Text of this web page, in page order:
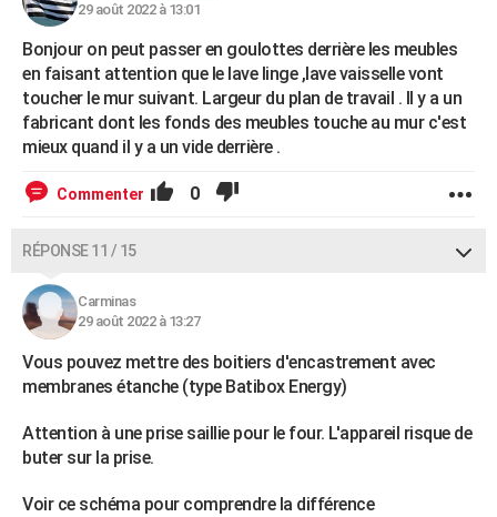
29 août 2022 à 13:01
Bonjour on peut passer en goulottes derrière les meubles
en faisant attention que le lave linge ,lave vaisselle vont
toucher le mur suivant. Largeur du plan de travail . Il y a un
fabricant dont les fonds des meubles touche au mur c'est
mieux quand il y a un vide derrière .
Commenter 0
RÉPONSE 11 / 15
Carminas
29 août 2022 à 13:27
Vous pouvez mettre des boitiers d'encastrement avec
membranes étanche (type Batibox Energy)
Attention à une prise saillie pour le four. L'appareil risque de
buter sur la prise.
Voir ce schéma pour comprendre la différence